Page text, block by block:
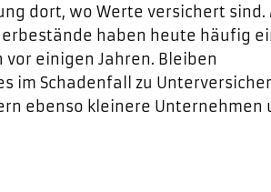
dort, wo Werte versichert sind.
haben heute häufig
einigen Jahren. Bleiben
im Schadenfall zu
ebenso kleinere Unternehmen